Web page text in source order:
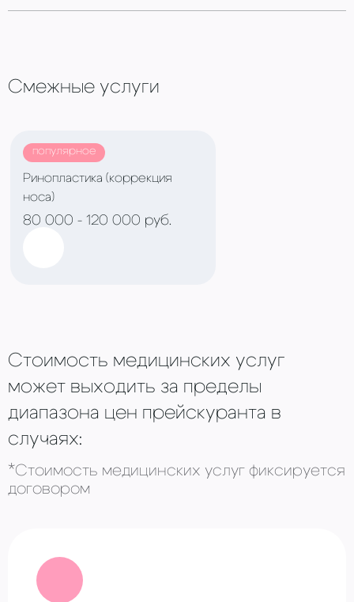
Смежные услуги
популярное
Ринопластика (коррекция
носа)
80 000 - 120 000 руб.
Стоимость медицинских услуг
может выходить за пределы
диапазона цен прейскуранта в
случаях:
*Стоимость медицинских услуг фиксируется
договором